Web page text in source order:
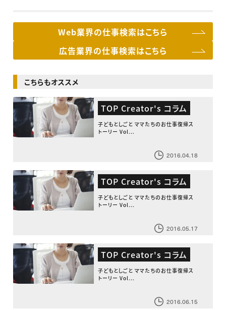
Web業界の仕事検索はこちら
広告業界の仕事検索はこちら
こちらもオススメ
TOP Creator's コラム
子どもとしごと ママたちのお仕事復帰ス
トーリー Vol…
2016.04.18
TOP Creator's コラム
子どもとしごと ママたちのお仕事復帰ス
トーリー Vol…
2016.05.17
TOP Creator's コラム
子どもとしごと ママたちのお仕事復帰ス
トーリー Vol…
2016.06.15